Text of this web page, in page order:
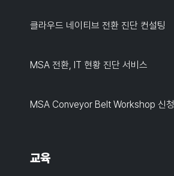
클라우드 네이티브 전환 진단 컨설팅
MSA 전환, IT 현황 진단 서비스
MSA Conveyor Belt Workshop 신청
교육